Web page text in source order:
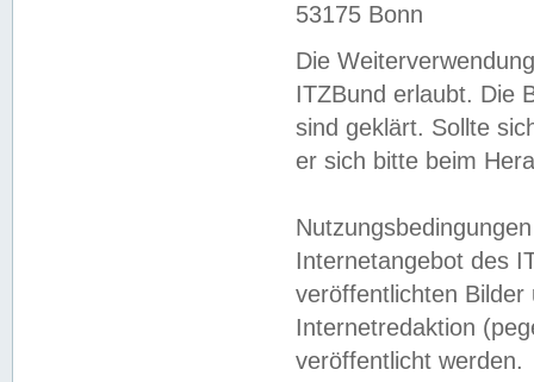
53175 Bonn
Die
ITZBund erlaubt. Die
sind geklärt. Sollte
er sich bitte beim
Internetangebot des
veröffentlichten
Internetredaktion
veröffentlicht werden.